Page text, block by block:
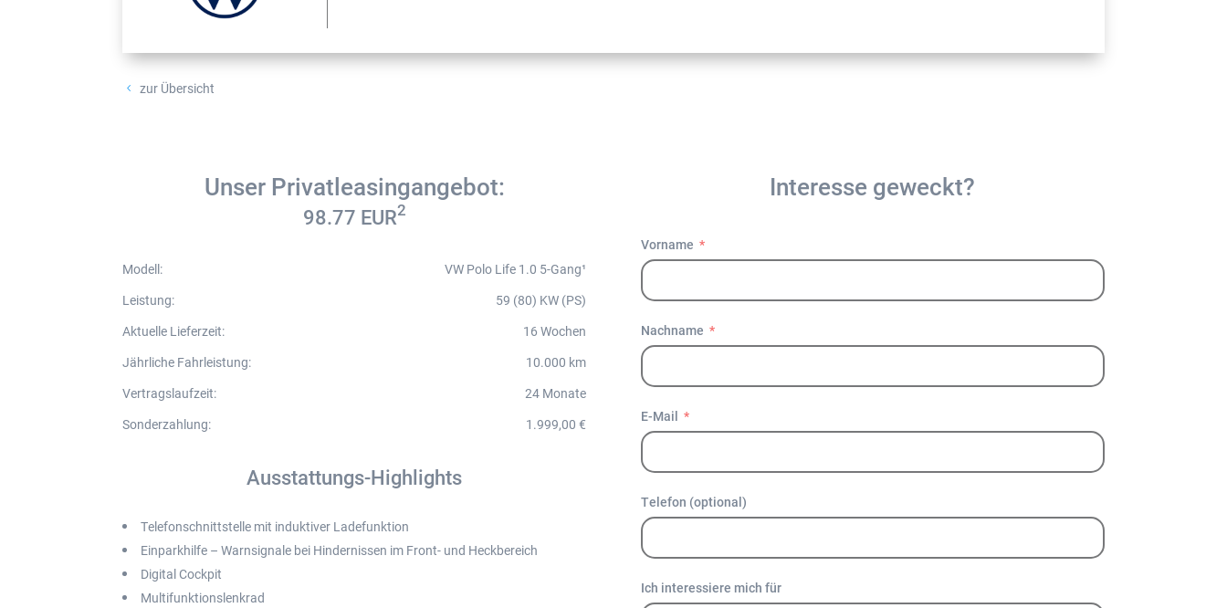
4 zur Übersicht
Unser Privatleasingangebot:
98.77 EUR2
Modell:
VW Polo Life 1.0 5-Gang¹
Leistung:
59 (80) KW (PS)
Aktuelle Lieferzeit:
16 Wochen
Jährliche Fahrleistung:
10.000 km
Vertragslaufzeit:
24 Monate
Sonderzahlung: 1.999,00 €
Ausstattungs-Highlights
Telefonschnittstelle mit induktiver Ladefunktion
Einparkhilfe – Warnsignale bei Hindernissen im Front- und Heckbereich
Digital Cockpit
Multifunktionslenkrad
Interesse geweckt?
Vorname
Nachname
E-Mail
Telefon (optional)
Ich interessiere mich für